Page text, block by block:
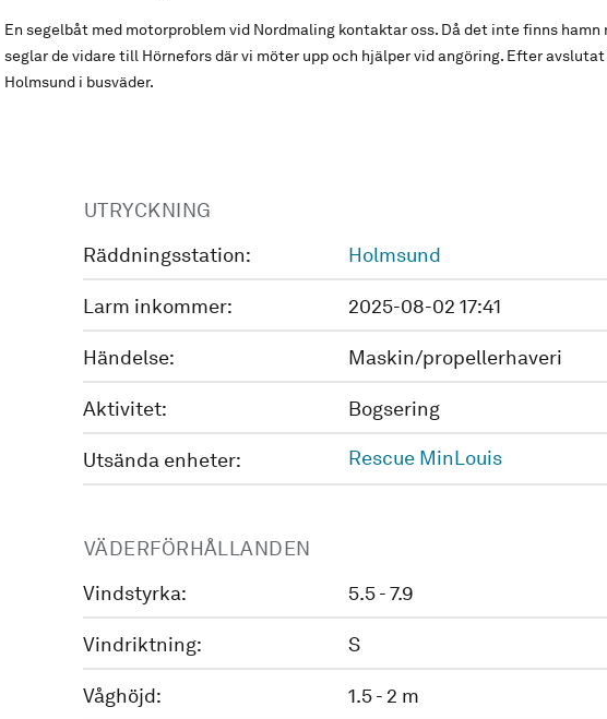
En segelbåt med motorproblem vid Nordmaling kontaktar oss. Då det inte finns hamn
seglar de vidare till Hörnefors där vi möter upp och hjälper vid angöring. Efter
Holmsund i busväder.
UTRYCKNING
Räddningsstation:
Holmsund
Larm inkommer: 2025-08-02 17:41
Händelse: Maskin/propellerhaveri
Aktivitet: Bogsering
Utsända enheter: Rescue MinLouis
VÄDERFÖRHÅLLANDEN
Vindstyrka:
5.5 - 7.9
Vindriktning: S
Våghöjd: 1.5 - 2 m